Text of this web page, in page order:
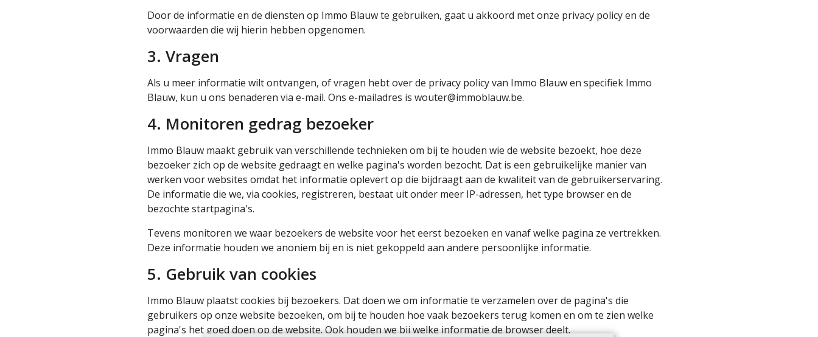
Door de informatie en de diensten op Immo Blauw te gebruiken, gaat u akkoord met onze privacy policy en de
voorwaarden die wij hierin hebben opgenomen.
3. Vragen
Als u meer informatie wilt ontvangen, of vragen hebt over de privacy policy van Immo Blauw en specifiek Immo
Blauw, kun u ons benaderen via e-mail. Ons e-mailadres is wouter@immoblauw.be.
4. Monitoren gedrag bezoeker
Immo Blauw maakt gebruik van verschillende technieken om bij te houden wie de website bezoekt, hoe deze
bezoeker zich op de website gedraagt en welke pagina's worden bezocht. Dat is een gebruikelijke manier van
werken voor websites omdat het informatie oplevert op die bijdraagt aan de kwaliteit van de gebruikerservaring.
De informatie die we, via cookies, registreren, bestaat uit onder meer IP-adressen, het type browser en de
bezochte startpagina's.
Tevens monitoren we waar bezoekers de website voor het eerst bezoeken en vanaf welke pagina ze vertrekken.
Deze informatie houden we anoniem bij en is niet gekoppeld aan andere persoonlijke informatie.
5. Gebruik van cookies
Immo Blauw plaatst cookies bij bezoekers. Dat doen we om informatie te verzamelen over de pagina's die
gebruikers op onze website bezoeken, om bij te houden hoe vaak bezoekers terug komen en om te zien welke
pagina's het goed doen op de website. Ook houden we bij welke informatie de browser deelt.